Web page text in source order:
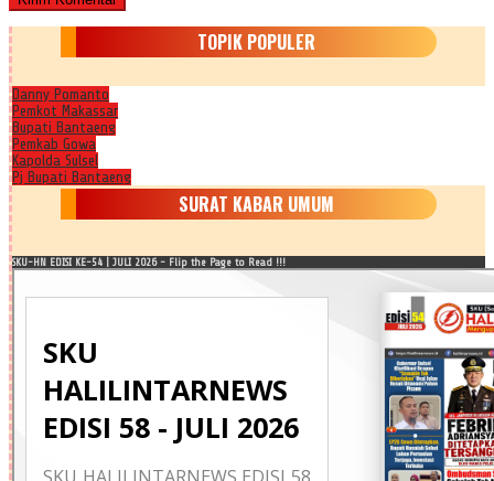
TOPIK POPULER
Danny Pomanto
Pemkot Makassar
Bupati Bantaeng
Pemkab Gowa
Kapolda Sulsel
Pj Bupati Bantaeng
SURAT KABAR UMUM
SKU-HN EDISI KE-54 | JULI 2026 - Flip the Page to Read !!!